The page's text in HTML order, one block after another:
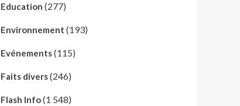
Education (277)
Environnement (193)
Evénements(115)
Faits divers(246)
Flash Info(1 548)